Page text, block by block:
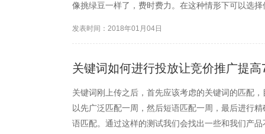
像挑绿豆一样了，费时费力。在这种情形下可以选
发表时间：2018年01月04日
关键词如何进行投放让竞价推广提
关键词刚上传之后，首先应该考虑的关键词的匹配
以先广泛匹配一周，然后短语匹配一周，最后进行
语匹配。通过这样的测试我们会找出一些和我们产